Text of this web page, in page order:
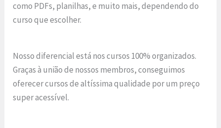
como PDFs, planilhas, e muito mais, dependendo do
curso que escolher.
Nosso diferencial está nos cursos 100% organizados.
Graças à união de nossos membros, conseguimos
oferecer cursos de altíssima qualidade por um preço
super acessível.